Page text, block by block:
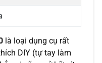
là loại dụng cụ rất
DIY (tự tay làm